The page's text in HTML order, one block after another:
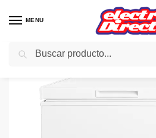
MENU
Inicio Gama blanca Congeladores